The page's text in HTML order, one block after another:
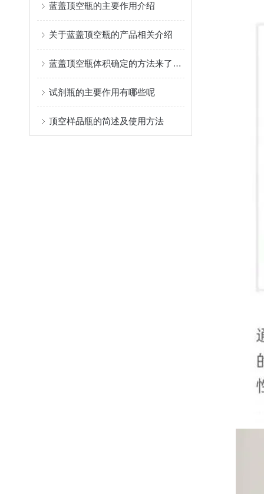
蓝盖顶空瓶的主要作用介绍
关于蓝盖顶空瓶的产品相关介绍
蓝盖顶空瓶体积确定的方法来了解下呢
试剂瓶的主要作用有哪些呢
顶空样品瓶的简述及使用方法